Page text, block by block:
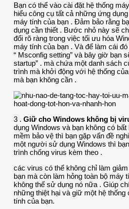
Bạn có thể vào cài đặt hệ thống
hiểu công cụ tất cả những ứng
máy tính của bạn . Đảm bảo rằng
dụng cần thiết . Bước nhỏ này sẽ
đổi rõ ràng trong việc tối ưu hóa
máy tính của bạn . Và để làm cái
“ Msconfig setting” và bây giờ bạn
startup” . mà chứa một danh sách
trình mà khởi động với hệ thống
mà bạn không cần .
3 . Giữ cho Windows không bị
dụng Windows và bạn không có
mềm bảo vệ thì bạn gặp vấn đề
một người sử dụng Windows thì
trình chống virus kèm theo .
các virus có thể không chỉ làm
bạn mà còn làm hỏng toàn bộ máy
không thể sử dụng nó nữa . Giúp
những thiệt hại và giữ một hệ thống
tính của bạn.